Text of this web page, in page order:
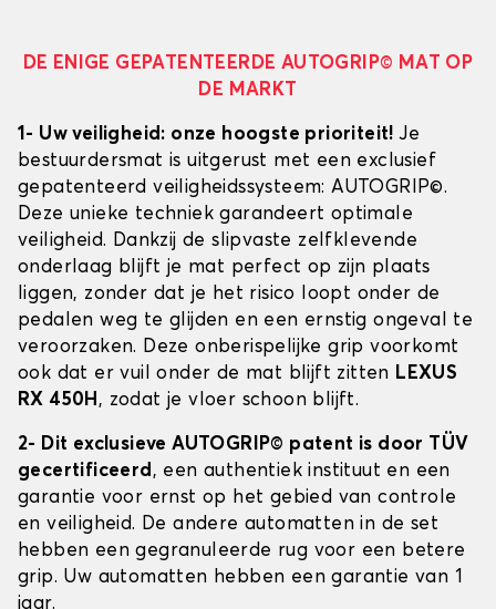
DE ENIGE GEPATENTEERDE AUTOGRIP© MAT OP
DE MARKT
1- Uw veiligheid: onze hoogste prioriteit!Je
bestuurdersmat is uitgerust met een exclusief
gepatenteerd veiligheidssysteem: AUTOGRIP©.
Deze unieke techniek garandeert optimale
veiligheid. Dankzij de slipvaste zelfklevende
onderlaag blijft je mat perfect op zijn plaats
liggen, zonder dat je het risico loopt onder de
pedalen weg te glijden en een ernstig ongeval te
veroorzaken. Deze onberispelijke grip voorkomt
ook dat er vuil onder de mat blijft zitten LEXUS
RX 450H, zodat je vloer schoon blijft.
2- Dit exclusieve AUTOGRIP© patent is door TÜV
gecertificeerd, een authentiek instituut en een
garantie voor ernst op het gebied van controle
en veiligheid. De andere automatten in de set
hebben een gegranuleerde rug voor een betere
grip. Uw automatten hebben een garantie van 1
jaar.